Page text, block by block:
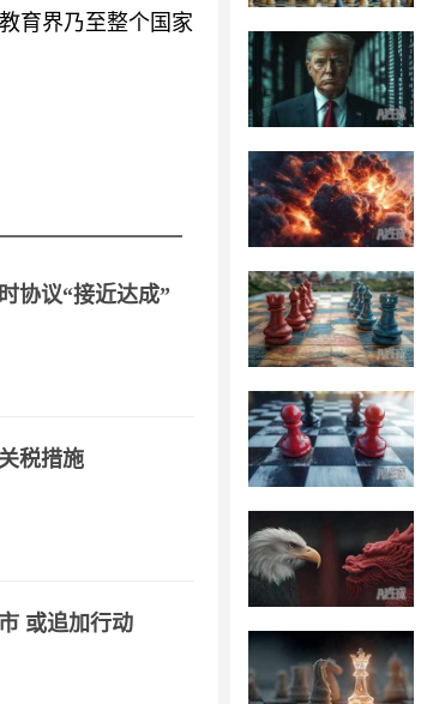
育界乃至整个国家
协议“接近达成”
税措施
或追加行动